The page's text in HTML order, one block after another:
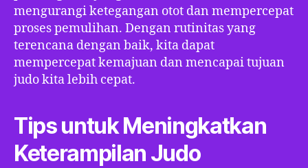
mengurangi ketegangan otot dan mempercepat
proses pemulihan. Dengan rutinitas yang
terencana dengan baik, kita dapat
mempercepat kemajuan dan mencapai tujuan
judo kita lebih cepat.
Tips untuk Meningkatkan
Keterampilan Judo